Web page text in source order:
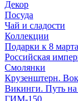
Декор
Посуда
Чай и сладости
Коллекции
Подарки к 8 марта
Российская
Смолянки
Крузенштерн.
Викинги. Путь на
ГИМ-150